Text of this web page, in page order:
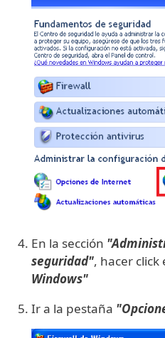
En la sección
seguridad", hacer click
Windows"
Ir a la pestaña